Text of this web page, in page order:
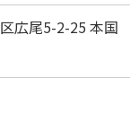
広尾5-2-25 本国